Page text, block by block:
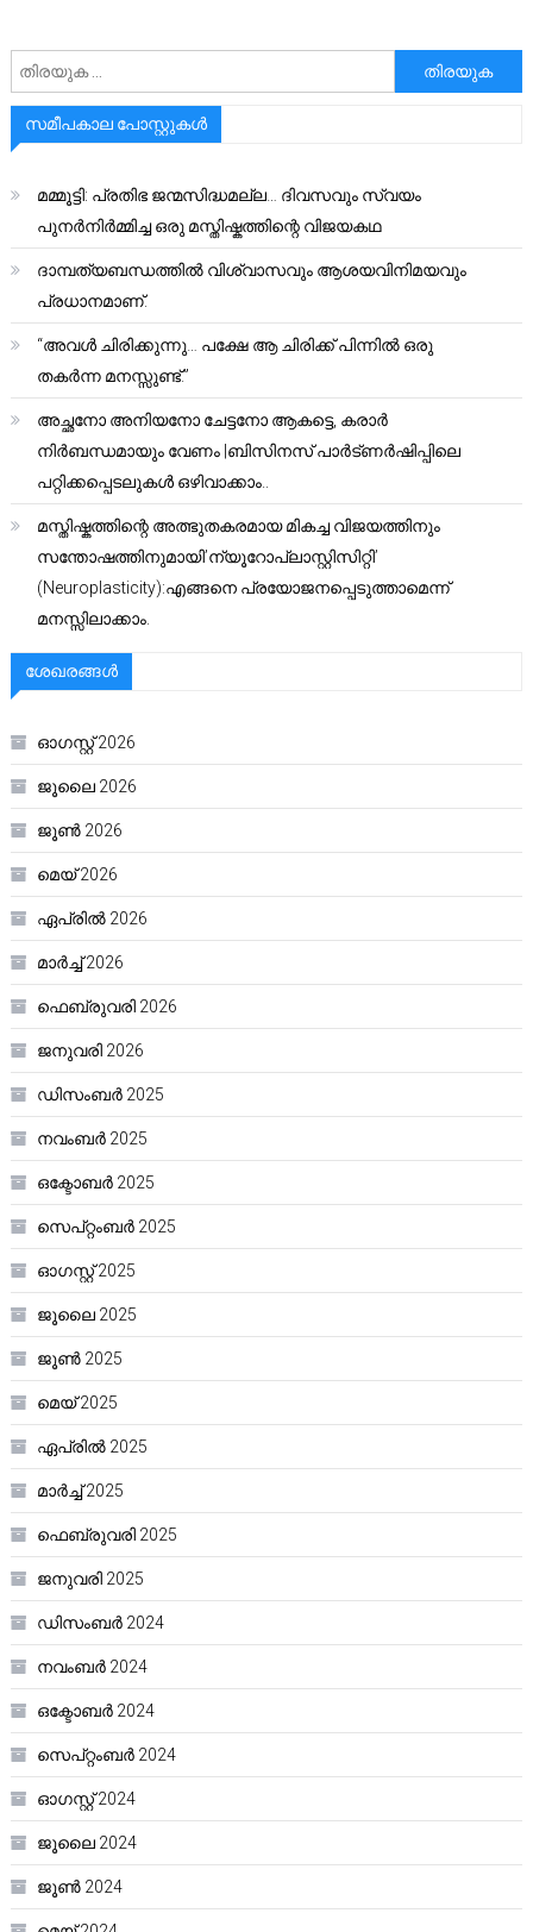
അനേഷിക്കുക
സമീപകാല പോസ്റ്റുകൾ
മമ്മൂട്ടി: പ്രതിഭ ജന്മസിദ്ധമല്ല… ദിവസവും സ്വയം
പുനർനിർമ്മിച്ച ഒരു മസ്തിഷ്കത്തിന്റെ വിജയകഥ
ദാമ്പത്യബന്ധത്തിൽ വിശ്വാസവും ആശയവിനിമയവും
പ്രധാനമാണ്.
“അവൾ ചിരിക്കുന്നു… പക്ഷേ ആ ചിരിക്ക് പിന്നിൽ ഒരു
തകർന്ന മനസ്സുണ്ട്.”
അച്ഛനോ അനിയനോ ചേട്ടനോ ആകട്ടെ, കരാർ
നിർബന്ധമായും വേണം |ബിസിനസ് പാർട്ണർഷിപ്പിലെ
പറ്റിക്കപ്പെടലുകൾ ഒഴിവാക്കാം..
മസ്തിഷ്കത്തിന്റെ അത്ഭുതകരമായ മികച്ച വിജയത്തിനും
സന്തോഷത്തിനുമായി’ന്യൂറോപ്ലാസ്റ്റിസിറ്റി’
(Neuroplasticity):എങ്ങനെ പ്രയോജനപ്പെടുത്താമെന്ന്
മനസ്സിലാക്കാം.
ശേഖരങ്ങൾ
ഓഗസ്റ്റ്‌ 2026
ജൂലൈ 2026
ജൂൺ 2026
മെയ്‌ 2026
ഏപ്രിൽ 2026
മാർച്ച്‌ 2026
ഫെബ്രുവരി 2026
ജനുവരി 2026
ഡിസംബർ 2025
നവംബർ 2025
ഒക്ടോബർ 2025
സെപ്റ്റംബർ 2025
ഓഗസ്റ്റ്‌ 2025
ജൂലൈ 2025
ജൂൺ 2025
മെയ്‌ 2025
ഏപ്രിൽ 2025
മാർച്ച്‌ 2025
ഫെബ്രുവരി 2025
ജനുവരി 2025
ഡിസംബർ 2024
നവംബർ 2024
ഒക്ടോബർ 2024
സെപ്റ്റംബർ 2024
ഓഗസ്റ്റ്‌ 2024
ജൂലൈ 2024
ജൂൺ 2024